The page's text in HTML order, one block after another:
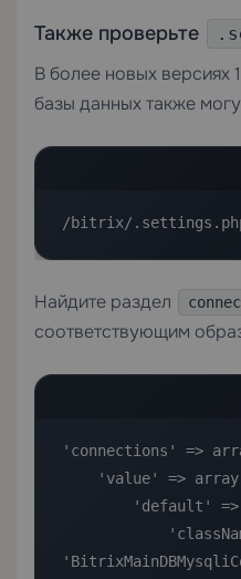
Также проверьте
В более новых версиях
базы данных также
/bitrix/
Найдите раздел
соответствующим
'connections' =>